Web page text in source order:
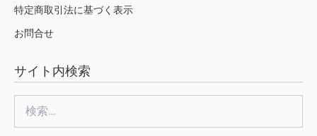
特定商取引法に基づく表示
お問合せ
サイト内検索
索: